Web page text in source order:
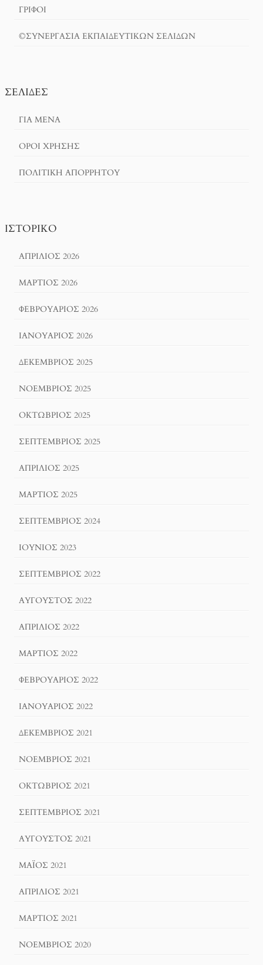
ΓΡΙΦΟΙ
©ΣΥΝΕΡΓΑΣΙΑ ΕΚΠΑΙΔΕΥΤΙΚΩΝ ΣΕΛΙΔΩΝ
ΣΕΛΊΔΕΣ
ΓΙΑ ΜΕΝΑ
ΌΡΟΙ ΧΡΗΣΗΣ
ΠΟΛΙΤΙΚΉ ΑΠΟΡΡΉΤΟΥ
ΙΣΤΟΡΙΚΌ
ΑΠΡΊΛΙΟΣ 2026
ΜΆΡΤΙΟΣ 2026
ΦΕΒΡΟΥΆΡΙΟΣ 2026
ΙΑΝΟΥΆΡΙΟΣ 2026
ΔΕΚΈΜΒΡΙΟΣ 2025
ΝΟΈΜΒΡΙΟΣ 2025
ΟΚΤΏΒΡΙΟΣ 2025
ΣΕΠΤΈΜΒΡΙΟΣ 2025
ΑΠΡΊΛΙΟΣ 2025
ΜΆΡΤΙΟΣ 2025
ΣΕΠΤΈΜΒΡΙΟΣ 2024
ΙΟΎΝΙΟΣ 2023
ΣΕΠΤΈΜΒΡΙΟΣ 2022
ΑΎΓΟΥΣΤΟΣ 2022
ΑΠΡΊΛΙΟΣ 2022
ΜΆΡΤΙΟΣ 2022
ΦΕΒΡΟΥΆΡΙΟΣ 2022
ΙΑΝΟΥΆΡΙΟΣ 2022
ΔΕΚΈΜΒΡΙΟΣ 2021
ΝΟΈΜΒΡΙΟΣ 2021
ΟΚΤΏΒΡΙΟΣ 2021
ΣΕΠΤΈΜΒΡΙΟΣ 2021
ΑΎΓΟΥΣΤΟΣ 2021
ΜΆΙΟΣ 2021
ΑΠΡΊΛΙΟΣ 2021
ΜΆΡΤΙΟΣ 2021
ΝΟΈΜΒΡΙΟΣ 2020